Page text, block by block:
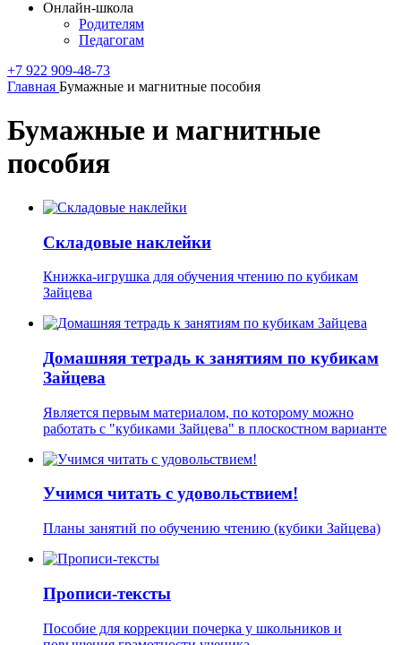
Онлайн-школа
Родителям
Педагогам
+7 922 909-48-73
Главная Бумажные и магнитные пособия
Бумажные и магнитные
пособия
Складовые наклейки
Книжка-игрушка для обучения чтению по кубикам
Зайцева
Домашняя тетрадь к занятиям по кубикам
Зайцева
Является первым материалом, по которому можно
работать с "кубиками Зайцева" в плоскостном варианте
Учимся читать с удовольствием!
Планы занятий по обучению чтению (кубики Зайцева)
Прописи-тексты
Пособие для коррекции почерка у школьников и